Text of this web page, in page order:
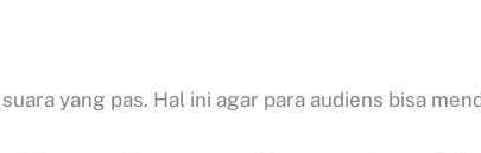
yang pas. Hal ini agar para audiens bisa